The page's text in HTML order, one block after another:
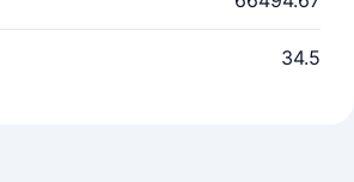
34.5